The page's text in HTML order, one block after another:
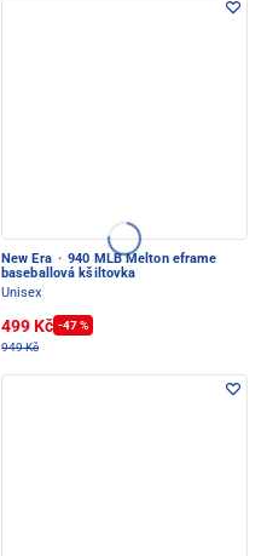
New Era · 940 MLB Melton eframe
baseballová kšiltovka
Unisex
499 Kč -47 %
949 Kč